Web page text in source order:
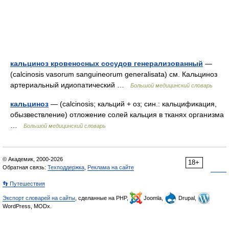
кальциноз кровеносных сосудов генерализованный —
(calcinosis vasorum sanguineorum generalisata) см. Кальциноз
артериальный идиопатический …
Большой медицинский словарь
кальциноз — (calcinosis; кальций + оз; син.: кальцификация,
обызвествление) отложение солей кальция в тканях организма
Большой медицинский словарь
18+
© Академик, 2000-2026
Обратная связь: Техподдержка Реклама на сайте
👣 Путешествия
Экспорт словарей на сайты , сделанные на PHP, Joomla,
Drupal,
WordPress, MODx.